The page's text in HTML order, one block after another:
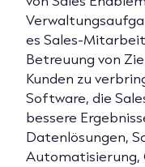
es Sales-
Betreuung von
Kunden zu
Software, die
bessere
Datenlösungen,
Automatisierung,